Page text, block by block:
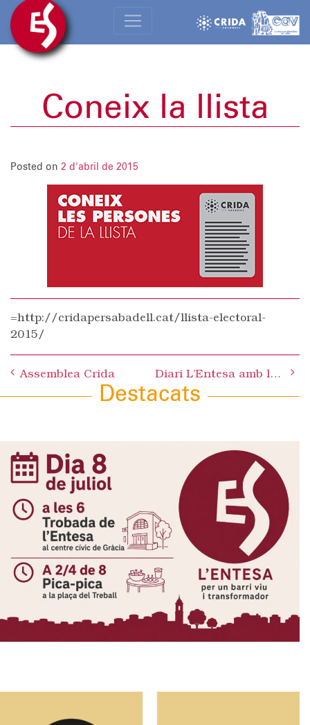
Coneix la llista
Posted on 2 d'abril de 2015
=http://cridapersabadell.cat/llista-electoral-
2015/
navigation
Assemblea Crida Diari L’Entesa amb la Crida per Sabadell
Destacats